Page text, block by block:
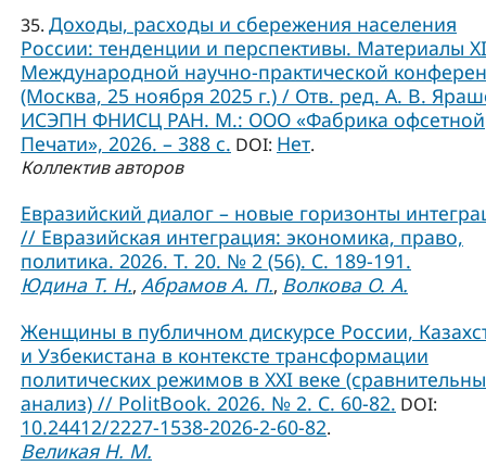
35. Доходы, расходы и сбережения населения
России: тенденции и перспективы. Материалы XI
Международной научно-практической
(Москва, 25 ноября 2025 г.) / Отв. ред. А. В.
ИСЭПН ФНИСЦ РАН. М.: ООО «Фабрика офсетной
Печати», 2026. – 388 с. DOI: Нет.
Коллектив авторов
Евразийский диалог – новые горизонты
// Евразийская интеграция: экономика, право,
политика. 2026. Т. 20. № 2 (56). С. 189-191.
Юдина Т. Н., Абрамов А. П., Волкова О. А.
Женщины в публичном дискурсе России,
и Узбекистана в контексте трансформации
политических режимов в XXI веке
анализ) // PolitBook. 2026. № 2. С. 60-82. DOI:
10.24412/2227-1538-2026-2-60-82.
Великая Н. М.